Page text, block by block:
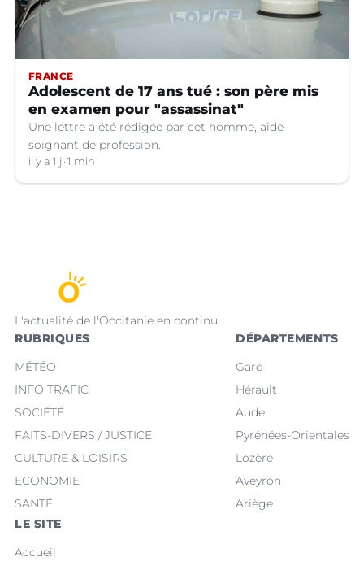
FRANCE
Adolescent de 17 ans tué : son père mis
en examen pour "assassinat"
Une lettre a été rédigée par cet homme, aide-
soignant de profession.
il y a 1 j 1 min
L'actualité de l'Occitanie en continu
RUBRIQUES
MÉTÉO
INFO TRAFIC
SOCIÉTÉ
FAITS-DIVERS / JUSTICE
CULTURE & LOISIRS
ECONOMIE
SANTÉ
DÉPARTEMENTS
Gard
Hérault
Aude
Pyrénées-Orientales
Lozère
Aveyron
Ariège
LE SITE
Accueil